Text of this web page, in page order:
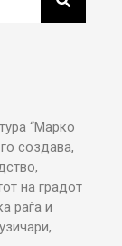
“Марко
создава,
на градот
раѓа и